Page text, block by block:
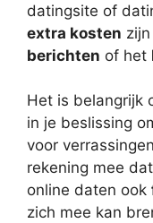
datingsite of
extra kosten
berichten of het
Het is belangrijk
in je beslissing
voor
rekening mee
online daten ook
zich mee kan